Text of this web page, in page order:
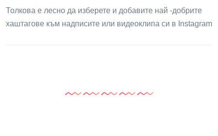
Толкова е лесно да изберете и добавите най -добрите
хаштагове към надписите или видеоклипа си в Instagram